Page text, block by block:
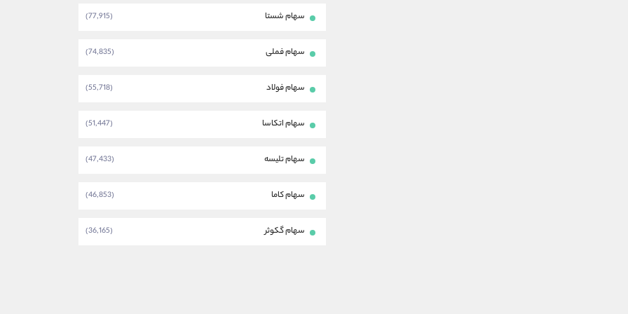
سهام شستا (77,915)
سهام فملی (74,835)
سهام فولاد (55,718)
سهام اتکاسا (51,447)
سهام تلیسه (47,433)
سهام کاما (46,853)
سهام گکوثر (36,165)